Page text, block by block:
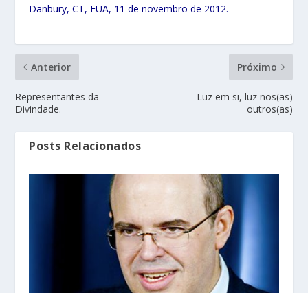
Danbury, CT, EUA, 11 de novembro de 2012.
Anterior
Representantes da
Divindade.
Próximo
Luz em si, luz nos(as)
outros(as)
Posts Relacionados